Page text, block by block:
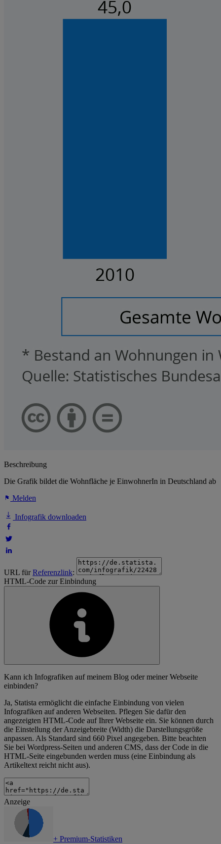
Beschreibung
Die Grafik bildet die Wohnfläche je EinwohnerIn in Deutschland ab
Melden
Infografik downloaden
URL fürReferenzlink:
HTML-Code zur Einbindung
Kann ich Infografiken auf meinem Blog oder meiner Webseite
einbinden?
Ja, Statista ermöglicht die einfache Einbindung von vielen
Infografiken auf anderen Webseiten. Pflegen Sie dafür den
angezeigten HTML-Code auf Ihrer Webseite ein. Sie können durch
die Einstellung der Anzeigebreite (Width) die Darstellungsgröße
anpassen. Als Standard sind 660 Pixel angegeben. Bitte beachten
Sie bei Wordpress-Seiten und anderen CMS, dass der Code in die
HTML-Seite eingebunden werden muss (eine Einbindung als
Artikeltext reicht nicht aus).
Anzeige
+ Premium-Statistiken